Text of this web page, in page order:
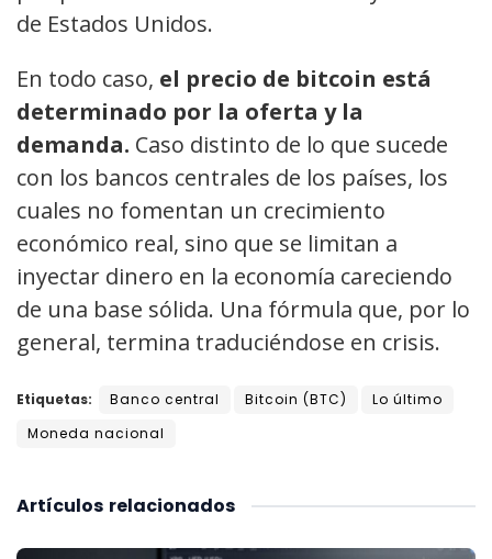
de Estados Unidos.
En todo caso, el precio de bitcoin está
determinado por la oferta y la
demanda. Caso distinto de lo que sucede
con los bancos centrales de los países, los
cuales no fomentan un crecimiento
económico real, sino que se limitan a
inyectar dinero en la economía careciendo
de una base sólida. Una fórmula que, por lo
general, termina traduciéndose en crisis.
Etiquetas: Banco central Bitcoin (BTC)
Lo último
Moneda nacional
relacionados
Artículos